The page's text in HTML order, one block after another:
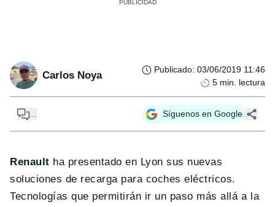
Carlos Noya Publicado: 03/06/2019 11:46
5 min. lectura
... Síguenos en Google
Renault ha presentado en Lyon sus nuevas
soluciones de recarga para coches eléctricos.
Tecnologías que permitirán ir un paso más allá a la